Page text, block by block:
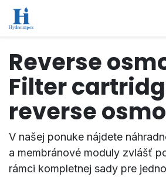
Přejít na obsah
Reverse
Filter
reverse
V našej ponuke nájdete
a membránové moduly zvlášť
rámci kompletnej sady pre